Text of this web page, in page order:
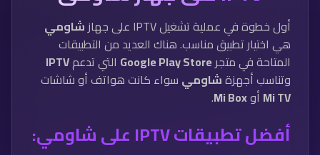
أول خطوة في عملية تشغيل IPTV على جهاز
شاومي
هي اختيار تطبيق مناسب. هناك العديد من التطبيقات
المتاحة في متجرGoogle Play Store التي تدعمIPTV
وتناسب أجهزةشاومي سواء كانت هواتف أو شاشات
Mi TV أوMi Box
.
أفضل تطبيقات IPTV على شاومي: